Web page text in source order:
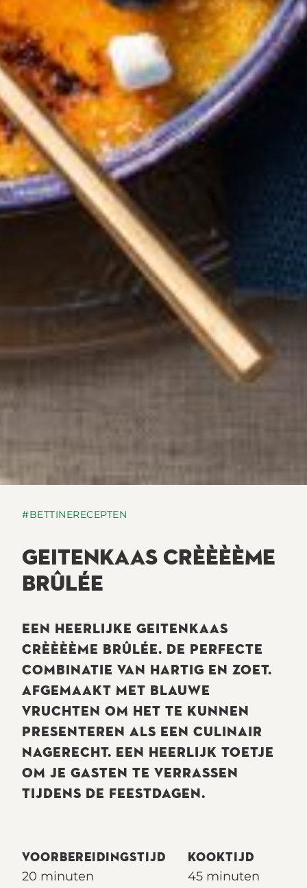
#BETTINERECEPTEN
GEITENKAAS CRÈÈÈÈME
BRÛLÉE
EEN HEERLIJKE GEITENKAAS
CRÈÈÈÈME BRÛLÉE. DE PERFECTE
COMBINATIE VAN HARTIG EN ZOET.
AFGEMAAKT MET BLAUWE
VRUCHTEN OM HET TE KUNNEN
PRESENTEREN ALS EEN CULINAIR
NAGERECHT. EEN HEERLIJK TOETJE
OM JE GASTEN TE VERRASSEN
TIJDENS DE FEESTDAGEN.
VOORBEREIDINGSTIJD
20 minuten
KOOKTIJD
45 minuten